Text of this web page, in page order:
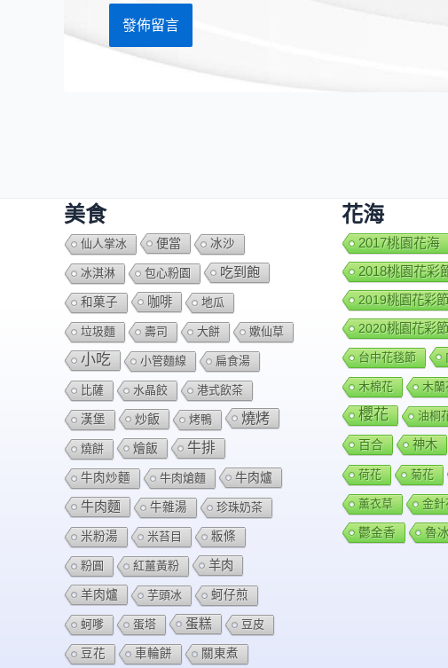
美食
仙人掌冰 便當 冰沙
冰淇淋 包心粉園 吃到飽
和菓子 咖啡 地瓜
垃圾麵 壽司 大餅 嫰仙草
小吃 小管麵線 扁食湯
比薩 水晶餃 港式飲茶
漢堡 炒飯 烤鴨 燒烤
燒餅 燴飯 牛排
牛肉炒麵 牛肉熗麵 牛肉爐
牛肉麵 牛雜湯 珍珠奶茶
米粉湯 米苔目 粄條
粉圓 紅薑黃粉 羊肉
羊肉爐 芋頭冰 蚵仔煎
蚵嗲 蛋塔 蛋糕 豆皮
豆花 車輪餅 關東煮
花海
2017桃園花海
2018桃園花彩
2019桃園花彩節
2020桃園花彩節
台中花毯節
木棉花 木蘭
櫻花 油桐
百合 神木
荷花 菊花
薰衣草 金針
鬱金香 魯